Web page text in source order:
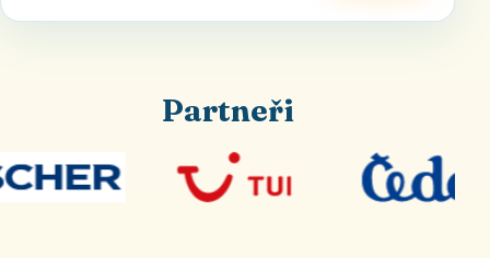
Partneři